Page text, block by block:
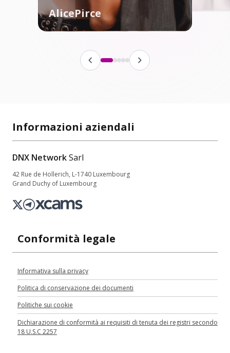
AlicePirce
Informazioni aziendali
DNX NetworkSarl
42 Rue de Hollerich, L-1740 Luxembourg
Grand Duchy of Luxembourg
Conformità legale
Informativa sulla privacy
Politica di conservazione dei documenti
Politiche sui cookie
Dichiarazione di conformità ai requisiti di tenuta dei registri secondo
18 U.S.C 2257